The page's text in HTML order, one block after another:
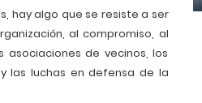
hay algo que se resiste a ser
al compromiso, al
de vecinos, los
las luchas en defensa de la